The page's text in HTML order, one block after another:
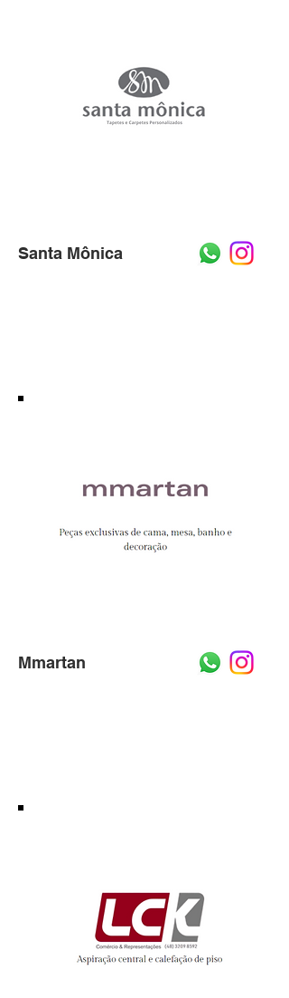
Santa Mônica
Mmartan